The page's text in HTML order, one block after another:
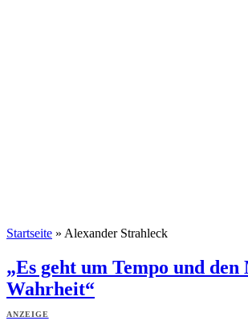
Startseite » Alexander Strahleck
„Es geht um Tempo und
Wahrheit“
ANZEIGE